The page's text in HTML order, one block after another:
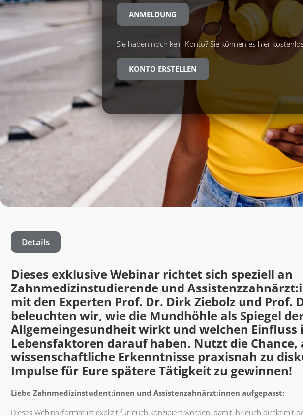
ANMELDUNG
Sie haben noch kein Konto? Sie können es hier
KONTO ERSTELLEN
Details
Dieses exklusive Webinar richtet sich speziell an
Zahnmedizinstudierende und
mit den Experten Prof. Dr. Dirk Ziebolz und Prof.
beleuchten wir, wie die Mundhöhle als Spiegel
Allgemeingesundheit wirkt und welchen Einfluss
Lebensfaktoren darauf haben. Nutzt die
wissenschaftliche Erkenntnisse praxisnah zu
Impulse für Eure spätere Tätigkeit zu gewinnen!
Liebe Zahnmedizinstudent:innen und Assistenzahnärzt:innen aufgepasst:
Dieses Webinarformat ist explizit für euch konzipiert worden, damit ihr euch direkt mit